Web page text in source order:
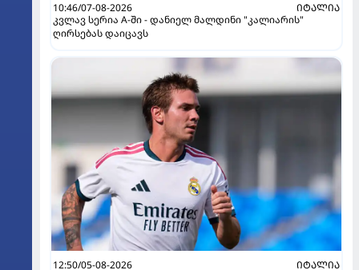
10:46/07-08-2026
ᲘᲢᲐᲚᲘᲐ
კვლავ სერია A-ში - დანიელ მალდინი "კალიარის"
ღირსებას დაიცავს
12:50/05-08-2026
ᲘᲢᲐᲚᲘᲐ